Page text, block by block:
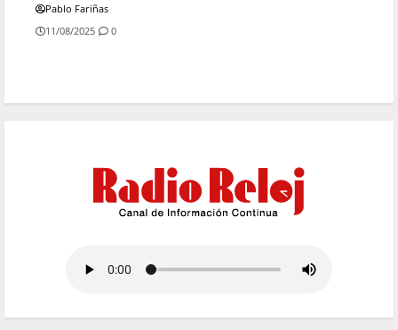
Pablo Fariñas
11/08/2025
0